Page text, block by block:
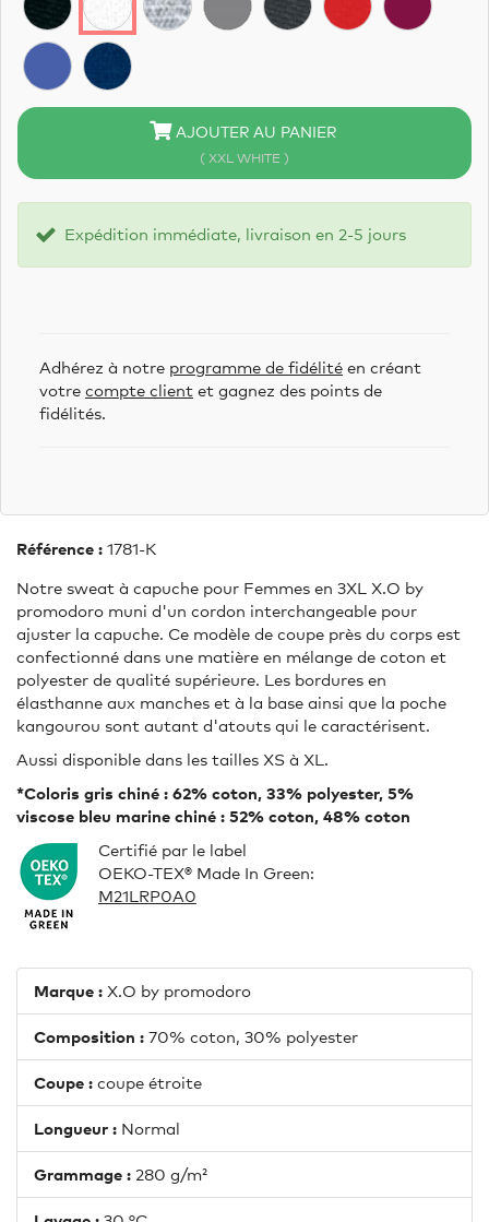
AJOUTER AU PANIER
( XXL WHITE )
Expédition immédiate, livraison en 2-5 jours
Adhérez à notre programme de fidélité en créant
votre compte client et gagnez des points de
fidélités.
Référence : 1781-K
Notre sweat à capuche pour Femmes en 3XL X.O by
promodoro muni d'un cordon interchangeable pour
ajuster la capuche. Ce modèle de coupe près du corps est
confectionné dans une matière en mélange de coton et
polyester de qualité supérieure. Les bordures en
élasthanne aux manches et à la base ainsi que la poche
kangourou sont autant d'atouts qui le caractérisent.
Aussi disponible dans les tailles XS à XL.
*Coloris gris chiné : 62% coton, 33% polyester, 5%
viscose bleu marine chiné : 52% coton, 48% coton
Certifié par le label
OEKO-TEX® Made In Green:
M21LRP0A0
Marque : X.O by promodoro
Composition : 70% coton, 30% polyester
Coupe : coupe étroite
Longueur : Normal
Grammage : 280 g/m²